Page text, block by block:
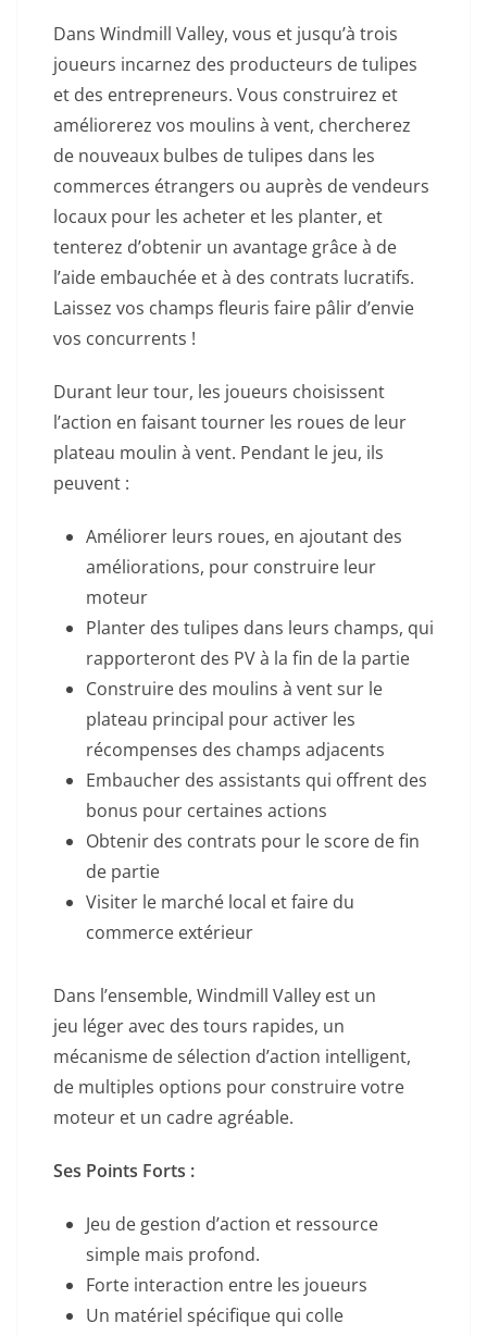
Dans Windmill Valley, vous et jusqu’à trois
joueurs incarnez des producteurs de tulipes
et des entrepreneurs. Vous construirez et
améliorerez vos moulins à vent, chercherez
de nouveaux bulbes de tulipes dans les
commerces étrangers ou auprès de vendeurs
locaux pour les acheter et les planter, et
tenterez d’obtenir un avantage grâce à de
l’aide embauchée et à des contrats lucratifs.
Laissez vos champs fleuris faire pâlir d’envie
vos concurrents !
Durant leur tour, les joueurs choisissent
l’action en faisant tourner les roues de leur
plateau moulin à vent. Pendant le jeu, ils
peuvent :
Améliorer leurs roues, en ajoutant des
améliorations, pour construire leur
moteur
Planter des tulipes dans leurs champs, qui
rapporteront des PV à la fin de la partie
Construire des moulins à vent sur le
plateau principal pour activer les
récompenses des champs adjacents
Embaucher des assistants qui offrent des
bonus pour certaines actions
Obtenir des contrats pour le score de fin
de partie
Visiter le marché local et faire du
commerce extérieur
Dans l’ensemble, Windmill Valley est un
jeu léger avec des tours rapides, un
mécanisme de sélection d’action intelligent,
de multiples options pour construire votre
moteur et un cadre agréable.
Ses Points Forts :
Jeu de gestion d’action et ressource
simple mais profond.
Forte interaction entre les joueurs
Un matériel spécifique qui colle